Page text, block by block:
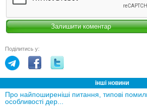
Поділитись у:
інші новини
Про найпоширеніші питання, типові
особливості дер...